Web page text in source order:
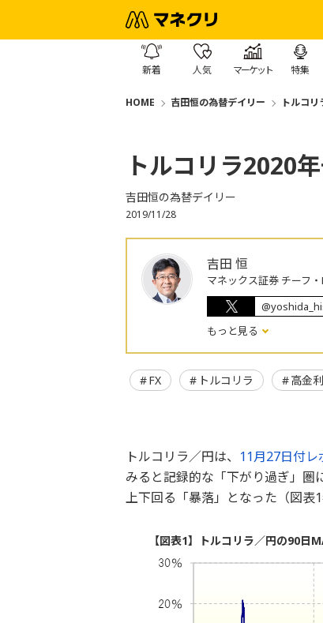
新着 人気 マーケット 特集
HOME 吉田恒の為替デイリー トルコ
トルコリラ2020
吉田恒の為替デイリー
2019/11/28
吉田 恒
マネックス証券 チーフ
もっと見る
FX トルコリラ 高金
トルコリラ／円は、 11月27日付レ
みると記録的な「下がり過ぎ」
上下回る「暴落」となった（図表1
【図表1】トルコリラ／円の90日